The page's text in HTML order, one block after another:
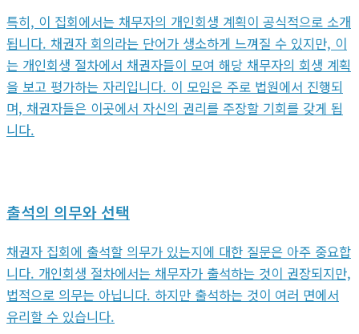
특히, 이 집회에서는 채무자의 개인회생 계획이 공식적으로 소개
됩니다. 채권자 회의라는 단어가 생소하게 느껴질 수 있지만, 이
는 개인회생 절차에서 채권자들이 모여 해당 채무자의 회생 계획
을 보고 평가하는 자리입니다. 이 모임은 주로 법원에서 진행되
며, 채권자들은 이곳에서 자신의 권리를 주장할 기회를 갖게 됩
니다.
출석의 의무와 선택
채권자 집회에 출석할 의무가 있는지에 대한 질문은 아주 중요합
니다. 개인회생 절차에서는 채무자가 출석하는 것이 권장되지만,
법적으로 의무는 아닙니다. 하지만 출석하는 것이 여러 면에서
유리할 수 있습니다.